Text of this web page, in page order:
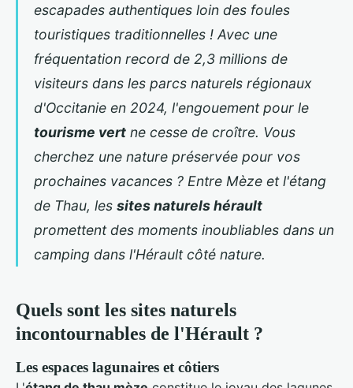
escapades authentiques loin des foules
touristiques traditionnelles ! Avec une
fréquentation record de 2,3 millions de
visiteurs dans les parcs naturels régionaux
d'Occitanie en 2024, l'engouement pour le
tourisme vert ne cesse de croître. Vous
cherchez une nature préservée pour vos
prochaines vacances ? Entre Mèze et l'étang
de Thau, les sites naturels hérault
promettent des moments inoubliables dans un
camping dans l'Hérault côté nature.
Quels sont les sites naturels
incontournables de l'Hérault ?
Les espaces lagunaires et côtiers